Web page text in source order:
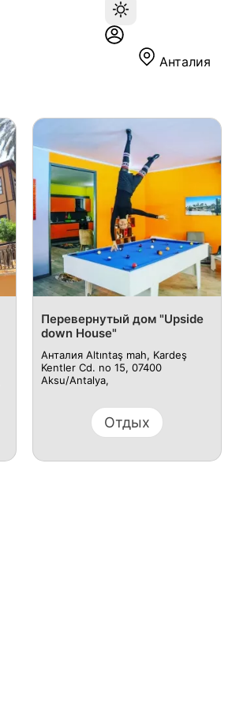
Анталия
Перевернутый дом "Upside
down House"
Анталия Altıntaş mah, Kardeş
Kentler Cd. no 15, 07400
Aksu/Antalya,
Отдых